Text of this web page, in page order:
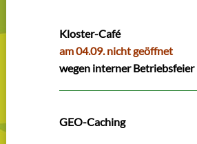
Kloster-Café
am 04.09. nicht geöffnet
wegen interner Betriebsfeier
GEO-Caching